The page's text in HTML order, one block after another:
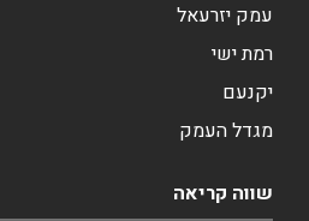
עמק יזרעאל
רמת ישי
יקנעם
מגדל העמק
שווה קריאה